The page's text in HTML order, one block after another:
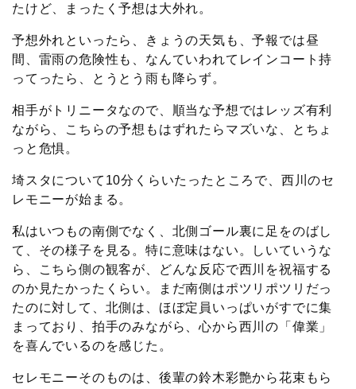
たけど、まったく予想は大外れ。
予想外れといったら、きょうの天気も、予報では昼
間、雷雨の危険性も、なんていわれてレインコート持
ってったら、とうとう雨も降らず。
相手がトリニータなので、順当な予想ではレッズ有利
ながら、こちらの予想もはずれたらマズいな、とちょ
っと危惧。
埼スタについて10分くらいたったところで、西川のセ
レモニーが始まる。
私はいつもの南側でなく、北側ゴール裏に足をのばし
て、その様子を見る。特に意味はない。しいていうな
ら、こちら側の観客が、どんな反応で西川を祝福する
のか見たかったくらい。まだ南側はポツリポツリだっ
たのに対して、北側は、ほぼ定員いっぱいがすでに集
まっており、拍手のみながら、心から西川の「偉業」
を喜んでいるのを感じた。
セレモニーそのものは、後輩の鈴木彩艶から花束もら